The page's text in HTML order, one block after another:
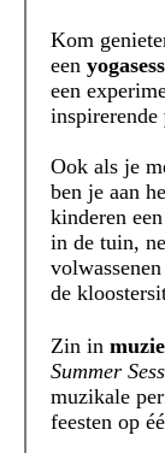
Kom
een
een
inspirerende
Ook als je
ben je aan
kinderen
in de tuin,
de
Zin in
Summer
muzikale
feesten op